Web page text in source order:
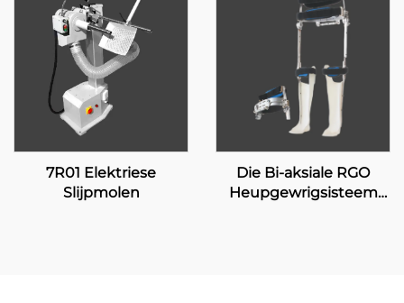
7R01 Elektriese
Slijpmolen
Die Bi-aksiale RGO
Heupgewrigsisteem